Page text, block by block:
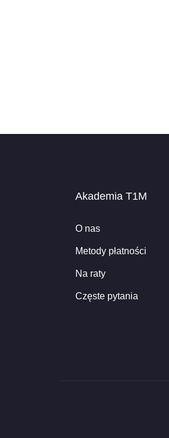
Akademia T1M
O nas
Metody płatności
Na raty
Częste pytania